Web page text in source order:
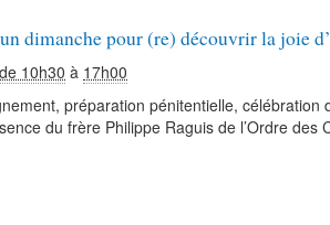
dimanche pour (re) découvrir la joie
10h30 à 17h00
préparation pénitentielle, célébration
du frère Philippe Raguis de l’Ordre des